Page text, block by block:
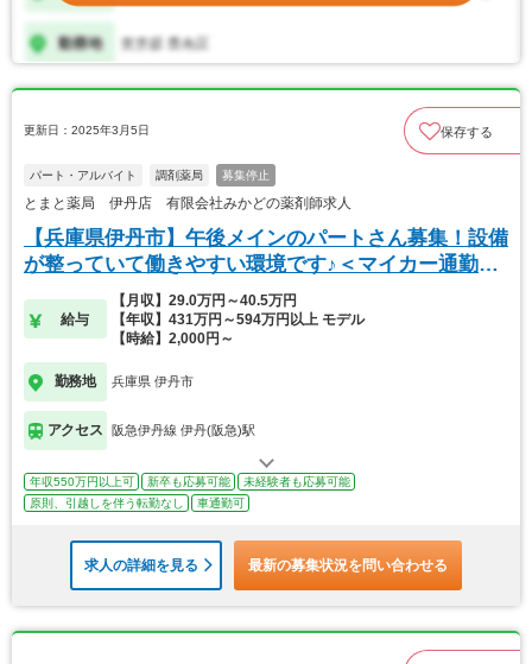
更新日：2025年3月5日 保存する
パート・アルバイト 調剤薬局 募集停止
とまと薬局 伊丹店 有限会社みかどの薬剤師求人
【兵庫県伊丹市】午後メインのパートさん募集！設備
が整っていて働きやすい環境です♪＜マイカー通勤OK
給与
【月収】29.0万円～40.5万円
【年収】431万円～594万円以上 モデル
【時給】2,000円～
勤務地 兵庫県 伊丹市
アクセス 阪急伊丹線 伊丹(阪急)駅
年収550万円以上可 新卒も応募可能
未経験者も応募可能
原則、引越しを伴う転勤なし
車通勤可
求人の詳細を見る 最新の募集状況を問い合わせる